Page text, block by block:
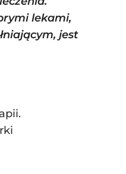
lekami,
jest